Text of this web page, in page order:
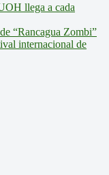
llega a cada
“Rancagua Zombi”
internacional de